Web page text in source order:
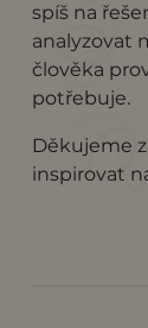
spíš na
analyzovat
člověka
potřebuje.
Děkujeme
inspirovat